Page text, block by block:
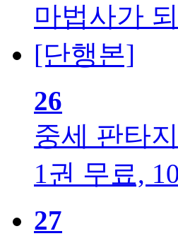
26
중세 판타
1권 무료,
27